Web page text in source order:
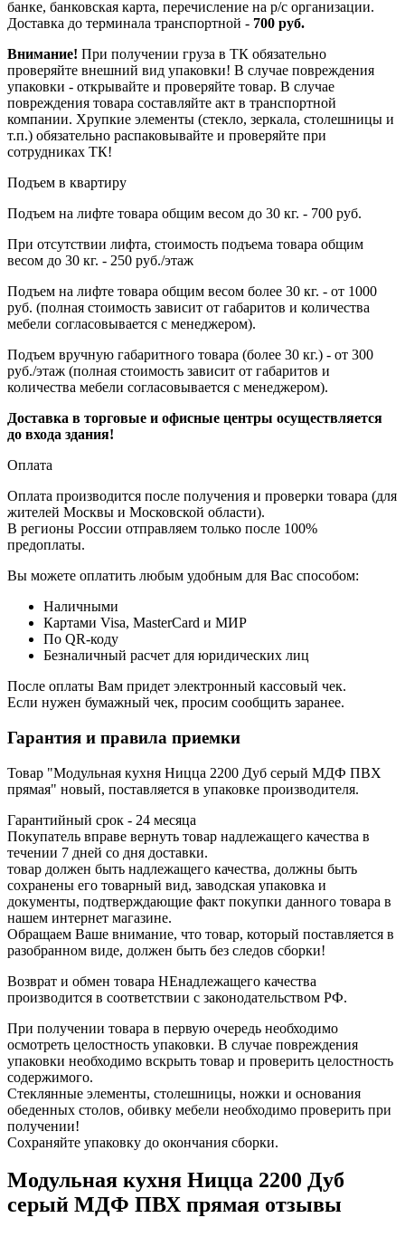
банке, банковская карта, перечисление на р/с организации.
Доставка до терминала транспортной - 700 руб.
Внимание! При получении груза в ТК обязательно
проверяйте внешний вид упаковки! В случае повреждения
упаковки - открывайте и проверяйте товар. В случае
повреждения товара составляйте акт в транспортной
компании. Хрупкие элементы (стекло, зеркала, столешницы и
т.п.) обязательно распаковывайте и проверяйте при
сотрудниках ТК!
Подъем в квартиру
Подъем на лифте товара общим весом до 30 кг. - 700 руб.
При отсутствии лифта, стоимость подъема товара общим
весом до 30 кг. - 250 руб./этаж
Подъем на лифте товара общим весом более 30 кг. - от 1000
руб. (полная стоимость зависит от габаритов и количества
мебели согласовывается с менеджером).
Подъем вручную габаритного товара (более 30 кг.) - от 300
руб./этаж (полная стоимость зависит от габаритов и
количества мебели согласовывается с менеджером).
Доставка в торговые и офисные центры осуществляется
до входа здания!
Оплата
Оплата производится после получения и проверки товара (для
жителей Москвы и Московской области).
В регионы России отправляем только после 100%
предоплаты.
Вы можете оплатить любым удобным для Вас способом:
Наличными
Картами Visa, MasterCard и МИР
По QR-коду
Безналичный расчет для юридических лиц
После оплаты Вам придет электронный кассовый чек.
Если нужен бумажный чек, просим сообщить заранее.
Гарантия и правила приемки
Товар "Модульная кухня Ницца 2200 Дуб серый МДФ ПВХ
прямая" новый, поставляется в упаковке производителя.
Гарантийный срок - 24 месяца
Покупатель вправе вернуть товар надлежащего качества в
течении 7 дней со дня доставки.
товар должен быть надлежащего качества, должны быть
сохранены его товарный вид, заводская упаковка и
документы, подтверждающие факт покупки данного товара в
нашем интернет магазине.
Обращаем Ваше внимание, что товар, который поставляется в
разобранном виде, должен быть без следов сборки!
Возврат и обмен товара НЕнадлежащего качества
производится в соответствии с законодательством РФ.
При получении товара в первую очередь необходимо
осмотреть целостность упаковки. В случае повреждения
упаковки необходимо вскрыть товар и проверить целостность
содержимого.
Стеклянные элементы, столешницы, ножки и основания
обеденных столов, обивку мебели необходимо проверить при
получении!
Сохраняйте упаковку до окончания сборки.
Модульная кухня Ницца 2200 Дуб
серый МДФ ПВХ прямая отзывы